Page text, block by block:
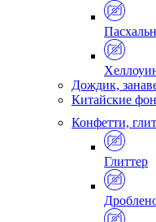
Дождик,
Китайские
Конфетти,
Глиттер